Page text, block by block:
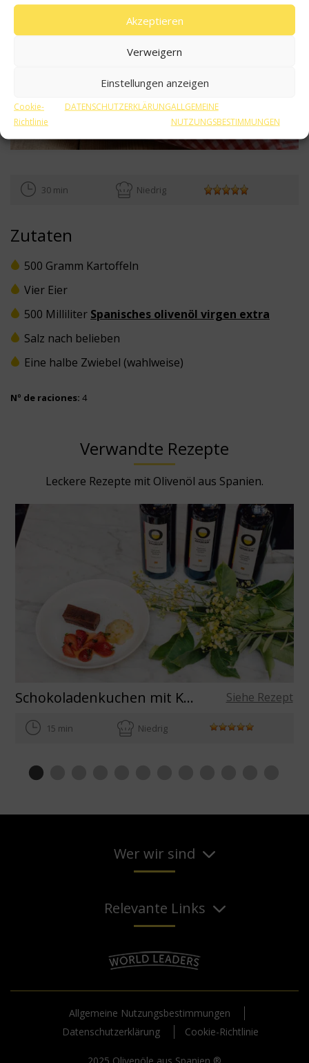
Akzeptieren
Verweigern
Einstellungen anzeigen
Cookie-
Richtlinie
DATENSCHUTZERKLÄRUNGALLGEMEINE
NUTZUNGSBESTIMMUNGEN
30 min Niedrig
Zutaten
500 Gramm Kartoffeln
Vier Eier
500 Milliliter Spanisches olivenöl virgen extra
Salz nach belieben
Eine halbe Zwiebel (wahlweise)
Nº de raciones: 4
Verwandte Rezepte
Leckere Rezepte mit Olivenöl aus Spanien.
Schokoladenkuchen mit Katalanischer Creme-Schaum, grünem Pfeffer und Erdbeeren, mit Extra Natives Olivenöl aus Spanien. Haute Cuisine Rezepte de Benedikt Fauts. Siehe Rezept
15 min Niedrig
Wer wir sind
Relevante Links
Allgemeine Nutzungsbestimmungen
Datenschutzerklärung
Cookie-Richtlinie
2025 Olivenöle aus Spanien ®